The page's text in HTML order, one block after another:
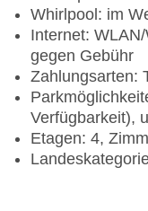
Whirlpool: im
Internet:
gegen Gebühr
Zahlungsarten:
Verfügbarkeit),
Etagen: 4,